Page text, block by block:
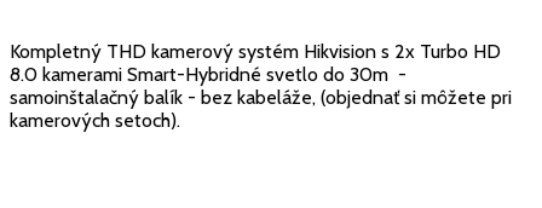
Kompletný THD kamerový systém Hikvision s 2x Turbo HD
8.0 kamerami Smart-Hybridné svetlo do 30m -
samoinštalačný balík - bez kabeláže, (objednať si môžete pri
kamerových setoch).